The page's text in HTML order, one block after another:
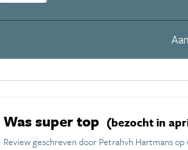
Was super top (bezocht in
Review geschreven door Petrahvh Hartmans